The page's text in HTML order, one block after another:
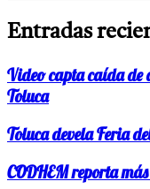
Entradas
Video capta caída de
Toluca
Toluca devela Feria
CODHEM reporta